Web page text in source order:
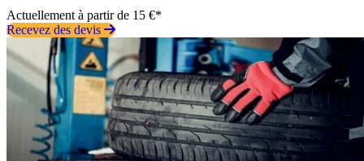
Actuellement à partir de 15 €*
Recevez des devis